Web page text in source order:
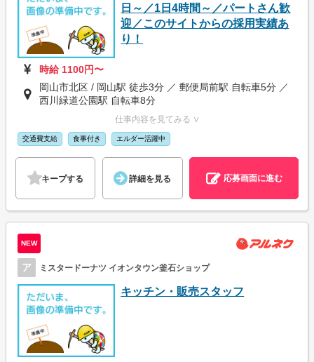
日～／1日4時間～／パートさん歓
迎／このサイトからの採用実績あ
り！
時給 1100円〜
岡山市北区 / 岡山駅 徒歩3分 ／ 郵便局前駅 自転車5分 ／
西川緑道公園駅 自転車8分
仕事内容を見てみる ∨
交通費支給 食事付き エルダー活躍中
キープする 詳細を見る 応募画面に進む
NEW
ア ミスタードーナツ イオンタウン釜石ショップ
キッチン・販売スタッフ